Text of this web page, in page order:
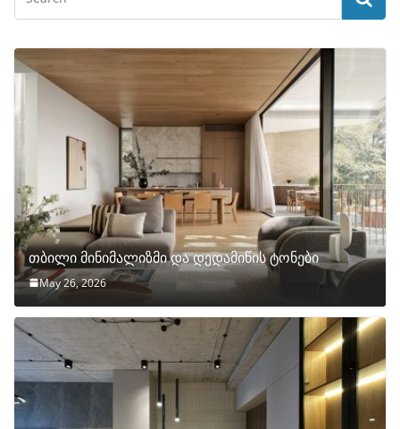
თბილი მინიმალიზმი და დედამიწის ტონები
May 26, 2026